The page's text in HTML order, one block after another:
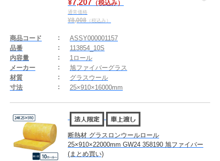
¥7,207 （税込み）
通常価格
¥8,008 （税込み）
商品コード
ASSY000001157
品番
113854_10S
内容量
1ロール
メーカー
旭ファイバーグラス
材質
グラスウール
寸法
25×910×16000mm
断熱材 グラスロンウールロール
25×910×22000mm GW24 358190 旭ファイバー
(まとめ買い)